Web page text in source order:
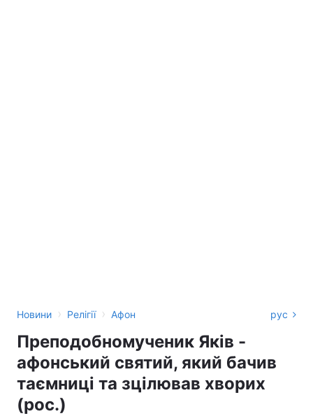
Новини › Релігії › Афон рус
Преподобномученик Яків -
афонський святий, який бачив
таємниці та зцілював хворих
(рос.)